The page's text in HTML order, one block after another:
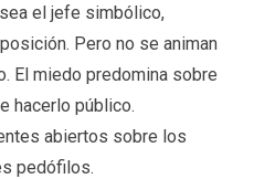
el jefe simbólico,
Pero no se animan
El miedo predomina sobre
hacerlo público.
abiertos sobre los
pedófilos.